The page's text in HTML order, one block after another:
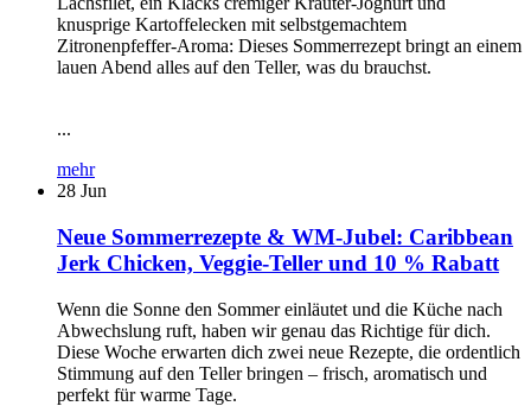
knusprige Kartoffelecken mit selbstgemachtem
Zitronenpfeffer-Aroma: Dieses Sommerrezept bringt an einem
lauen Abend alles auf den Teller, was du brauchst.
...
mehr
28 Jun
Neue Sommerrezepte & WM-Jubel: Caribbean
Jerk Chicken, Veggie-Teller und 10 % Rabatt
Wenn die Sonne den Sommer einläutet und die Küche nach
Abwechslung ruft, haben wir genau das Richtige für dich.
Diese Woche erwarten dich zwei neue Rezepte, die ordentlich
Stimmung auf den Teller bringen – frisch, aromatisch und
perfekt für warme Tage.